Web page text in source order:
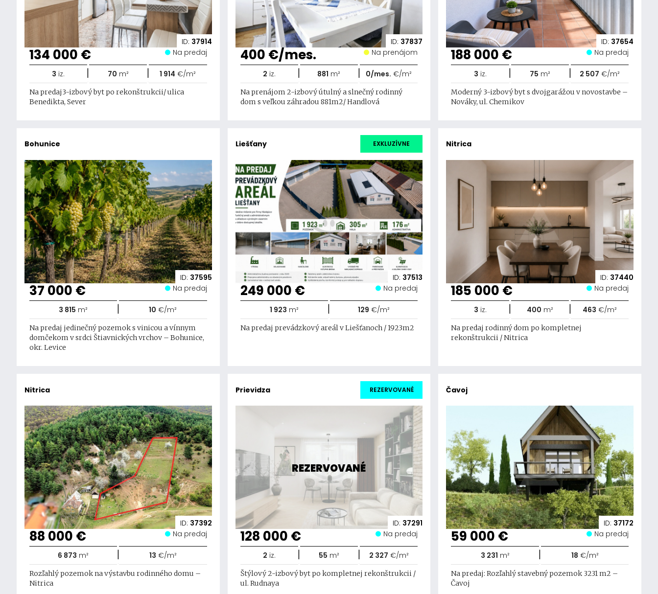
ID: 37914
134 000 € Na predaj
3 iz. | 70 m² | 1 914 €/m²
Na predaj3-izbový byt po rekonštrukcii/ ulica
Benedikta, Sever
ID: 37837
400 €/mes. Na prenájom
2 iz. | 881 m² | 0/mes. €/m²
Na prenájom 2-izbový útulný a slnečný rodinný
dom s veľkou záhradou 881m2/ Handlová
ID: 37654
188 000 € Na predaj
3 iz. | 75 m² | 2 507 €/m²
Moderný 3-izbový byt s dvojgarážou v novostavbe –
Nováky, ul. Chemikov
Bohunice
ID: 37595
37 000 € Na predaj
3 815 m² | 10 €/m²
Na predaj jedinečný pozemok s vinicou a vínnym
domčekom v srdci Štiavnických vrchov – Bohunice,
okr. Levice
Liešťany EXKLUZÍVNE
ID: 37513
249 000 € Na predaj
1 923 m² | 129 €/m²
Na predaj prevádzkový areál v Liešťanoch / 1923m2
Nitrica
ID: 37440
185 000 € Na predaj
3 iz. | 400 m² | 463 €/m²
Na predaj rodinný dom po kompletnej
rekonštrukcii / Nitrica
Nitrica
ID: 37392
88 000 € Na predaj
6 873 m² | 13 €/m²
Rozľahlý pozemok na výstavbu rodinného domu –
Nitrica
Prievidza REZERVOVANÉ
REZERVOVANÉ
ID: 37291
128 000 € Na predaj
2 iz. | 55 m² | 2 327 €/m²
Štýlový 2-izbový byt po kompletnej rekonštrukcii /
ul. Rudnaya
Čavoj
ID: 37172
59 000 € Na predaj
3 231 m² | 18 €/m²
Na predaj: Rozľahlý stavebný pozemok 3231 m2 –
Čavoj